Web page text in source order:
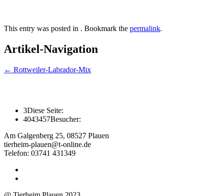
This entry was posted in . Bookmark the permalink.
Artikel-Navigation
← Rottweiler-Labrador-Mix
3Diese Seite:
4043457Besucher:
Am Galgenberg 25, 08527 Plauen
tierheim-plauen@t-online.de
Telefon: 03741 431349